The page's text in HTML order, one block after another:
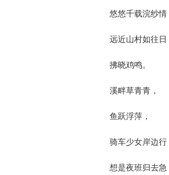
悠悠千载浣纱情
远近山村如往日
拂晓鸡鸣。
溪畔草青青，
鱼跃浮萍，
骑车少女岸边行
想是夜班归去急